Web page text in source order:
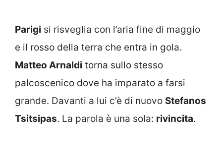
Parigi si risveglia con l’aria fine di maggio
e il rosso della terra che entra in gola.
Matteo Arnaldi torna sullo stesso
palcoscenico dove ha imparato a farsi
grande. Davanti a lui c’è di nuovo Stefanos
Tsitsipas. La parola è una sola: rivincita.